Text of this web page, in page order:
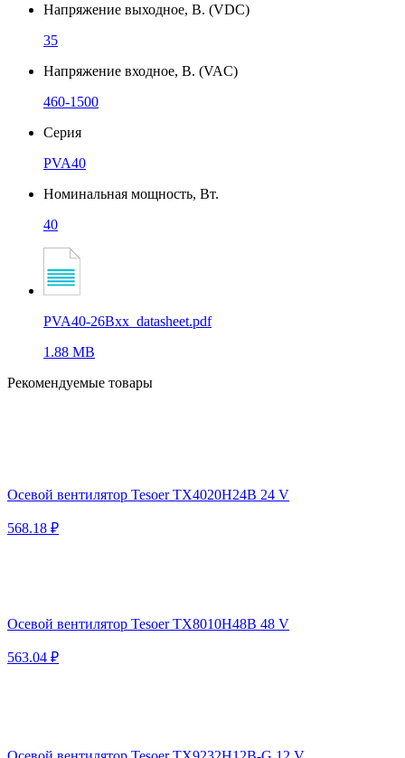
Напряжение выходное, В. (VDC)
35
Напряжение входное, В. (VAC)
460-1500
Серия
PVA40
Номинальная мощность, Вт.
40
PVA40-26Bxx_datasheet.pdf
1.88 MB
Рекомендуемые товары
Осевой вентилятор Tesoer TX4020H24B 24 V
568.18 ₽
Осевой вентилятор Tesoer TX8010H48B 48 V
563.04 ₽